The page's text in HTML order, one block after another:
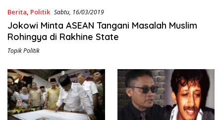
Berita, Politik Sabtu, 16/03/2019
Jokowi Minta ASEAN Tangani Masalah Muslim
Rohingya di Rakhine State
Topik Politik